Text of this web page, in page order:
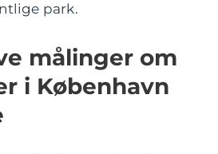
park.
målinger om
i København